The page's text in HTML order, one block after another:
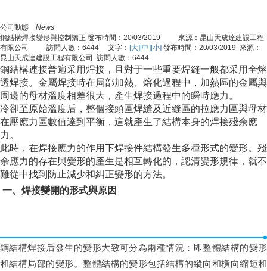
公司動態 News
鋼結構焊接變形與控制矯正 發布時間：20/03/2019 來源：昆山天成達建設工程
有限公司 訪問人數： 6444 文字： [大][中][小] 發布時間：20/03/2019 來源：
昆山天成達建設工程有限公司 訪問人數： 6444
鋼結構連接普遍采用焊接，且對于一些重要焊縫一般都采用全熔
透焊接。金屬焊接時在局部加熱、熔化過程中，加熱區的金屬與
周邊的母材溫度相差很大，產生焊接過程中的瞬時應力。
冷卻至原始溫度后，整個接頭區焊縫及近縫區的拉應力區與母材
在壓應力區數值達到平衡，這就產生了結構本身的焊接殘余應
力。
此時，在焊接應力的作用下焊接件結構發生多種形式的變形。殘
余應力的存在與變形的產生是相互轉化的，認清變形規律，就不
難從中找到防止減少和糾正變形的方法。
一、焊接變開的形式與原因
鋼結構焊接后發生的變形大致可分為兩種情況：即整體結構的變形
和結構局部的變形。整體結構的變形包括結構的縱向和橫向縮短和